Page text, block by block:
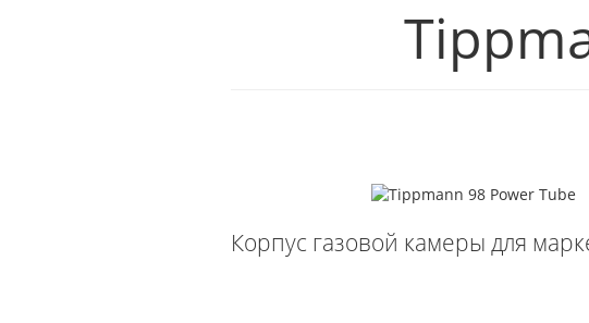
Корпус газовой камеры для